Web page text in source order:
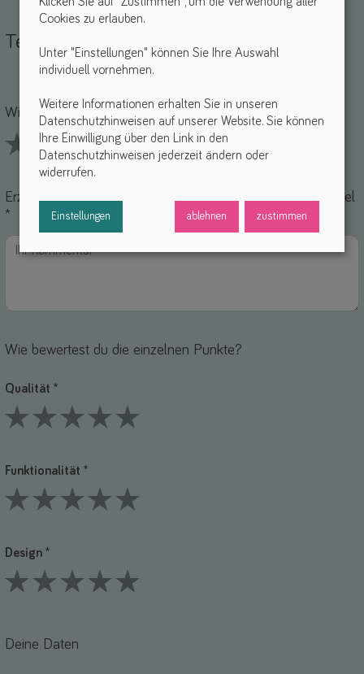
Teile deine Erfahrungen
Wie findest du dieses Hilfsmittel? *
2 Stars3 Stars
Erzähle uns von deinen Erfahrungen mit diesem Hilfsmittel
*
Wie bewertest du die einzelnen Punkte?
Qualität *
Funktionalität *
Design *
Deine Daten
Cookies zu erlauben.
Unter "Einstellungen" können Sie Ihre Auswahl
individuell vornehmen.
Weitere Informationen erhalten Sie in unseren
Datenschutzhinweisen auf unserer Website. Sie können
Ihre Einwilligung über den Link in den
Datenschutzhinweisen jederzeit ändern oder
widerrufen.
Einstellungen ablehnen zustimmen